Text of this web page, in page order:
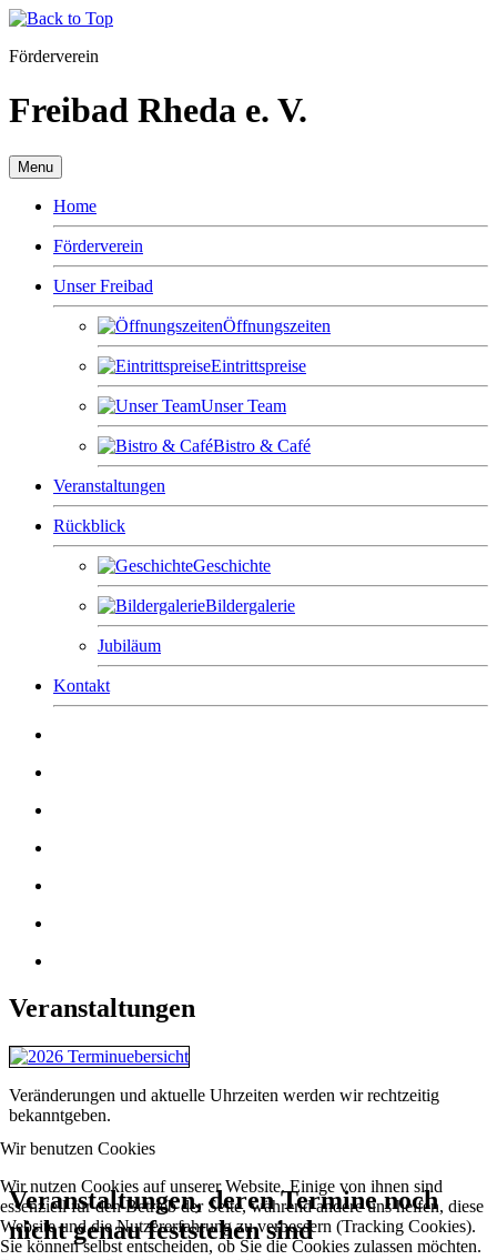
Förderverein
Freibad Rheda e. V.
Menu
Home
Förderverein
Unser Freibad
Öffnungszeiten
Eintrittspreise
Unser Team
Bistro & Café
Veranstaltungen
Rückblick
Geschichte
Bildergalerie
Jubiläum
Kontakt
Veranstaltungen
Veränderungen und aktuelle Uhrzeiten werden wir rechtzeitig
bekanntgeben.
Veranstaltungen, deren Termine noch
nicht genau feststehen sind
Wir benutzen Cookies
Wir nutzen Cookies auf unserer Website. Einige von ihnen sind
essenziell für den Betrieb der Seite, während andere uns helfen, diese
Website und die Nutzererfahrung zu verbessern (Tracking Cookies).
Sie können selbst entscheiden, ob Sie die Cookies zulassen möchten.